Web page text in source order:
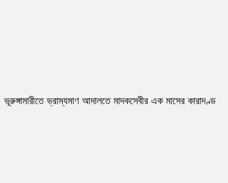
ভূরুঙ্গামারীতে ভ্রাম্যমাণ আদালতে মাদকসেবীর এক মাসের কারাদণ্ড